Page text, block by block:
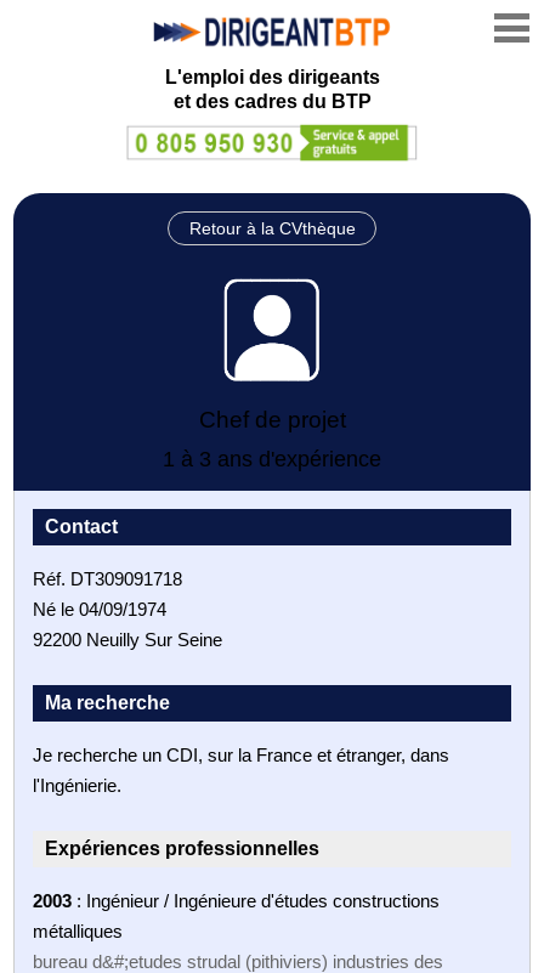
L'emploi des dirigeants
et des cadres du BTP
Retour à la CVthèque
Chef de projet
1 à 3 ans d'expérience
Contact
Réf. DT309091718
Né le 04/09/1974
92200 Neuilly Sur Seine
Ma recherche
Je recherche un CDI, sur la France et étranger, dans
l'Ingénierie.
Expériences professionnelles
2003 : Ingénieur / Ingénieure d'études constructions
métalliques
bureau d&#;etudes strudal (pithiviers) industries des